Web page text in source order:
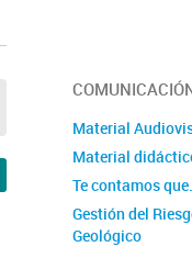
Material
Material
Te contamos
Gestión del
Geológico